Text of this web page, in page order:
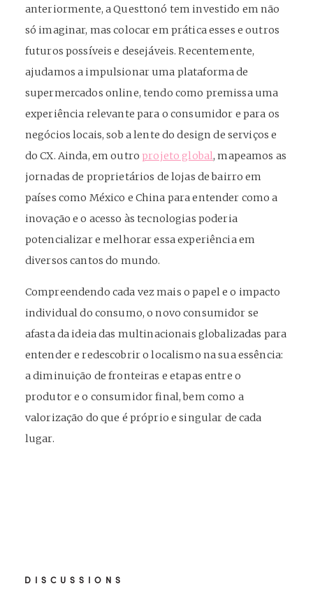
anteriormente, a Questtonó tem investido em não
só imaginar, mas colocar em prática esses e outros
futuros possíveis e desejáveis. Recentemente,
ajudamos a impulsionar uma plataforma de
supermercados online, tendo como premissa uma
experiência relevante para o consumidor e para os
negócios locais, sob a lente do design de serviços e
do CX. Ainda, em outroprojeto global, mapeamos as
jornadas de proprietários de lojas de bairro em
países como México e China para entender como a
inovação e o acesso às tecnologias poderia
potencializar e melhorar essa experiência em
diversos cantos do mundo.
Compreendendo cada vez mais o papel e o impacto
individual do consumo, o novo consumidor se
afasta da ideia das multinacionais globalizadas para
entender e redescobrir o localismo na sua essência:
a diminuição de fronteiras e etapas entre o
produtor e o consumidor final, bem como a
valorização do que é próprio e singular de cada
lugar.
DISCUSSIONS